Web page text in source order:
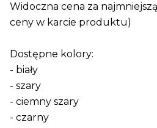
Widoczna cena za
ceny w karcie produktu)
Dostępne kolory:
- biały
- szary
- ciemny szary
- czarny